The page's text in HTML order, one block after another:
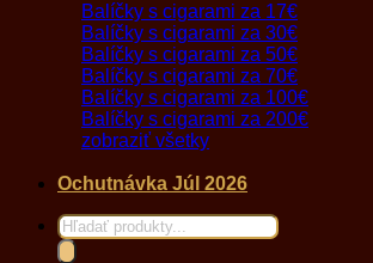
Balíčky s cigarami za 17€
Balíčky s cigarami za 30€
Balíčky s cigarami za 50€
Balíčky s cigarami za 70€
Balíčky s cigarami za 100€
Balíčky s cigarami za 200€
zobraziť všetky
Ochutnávka Júl 2026
Products
search